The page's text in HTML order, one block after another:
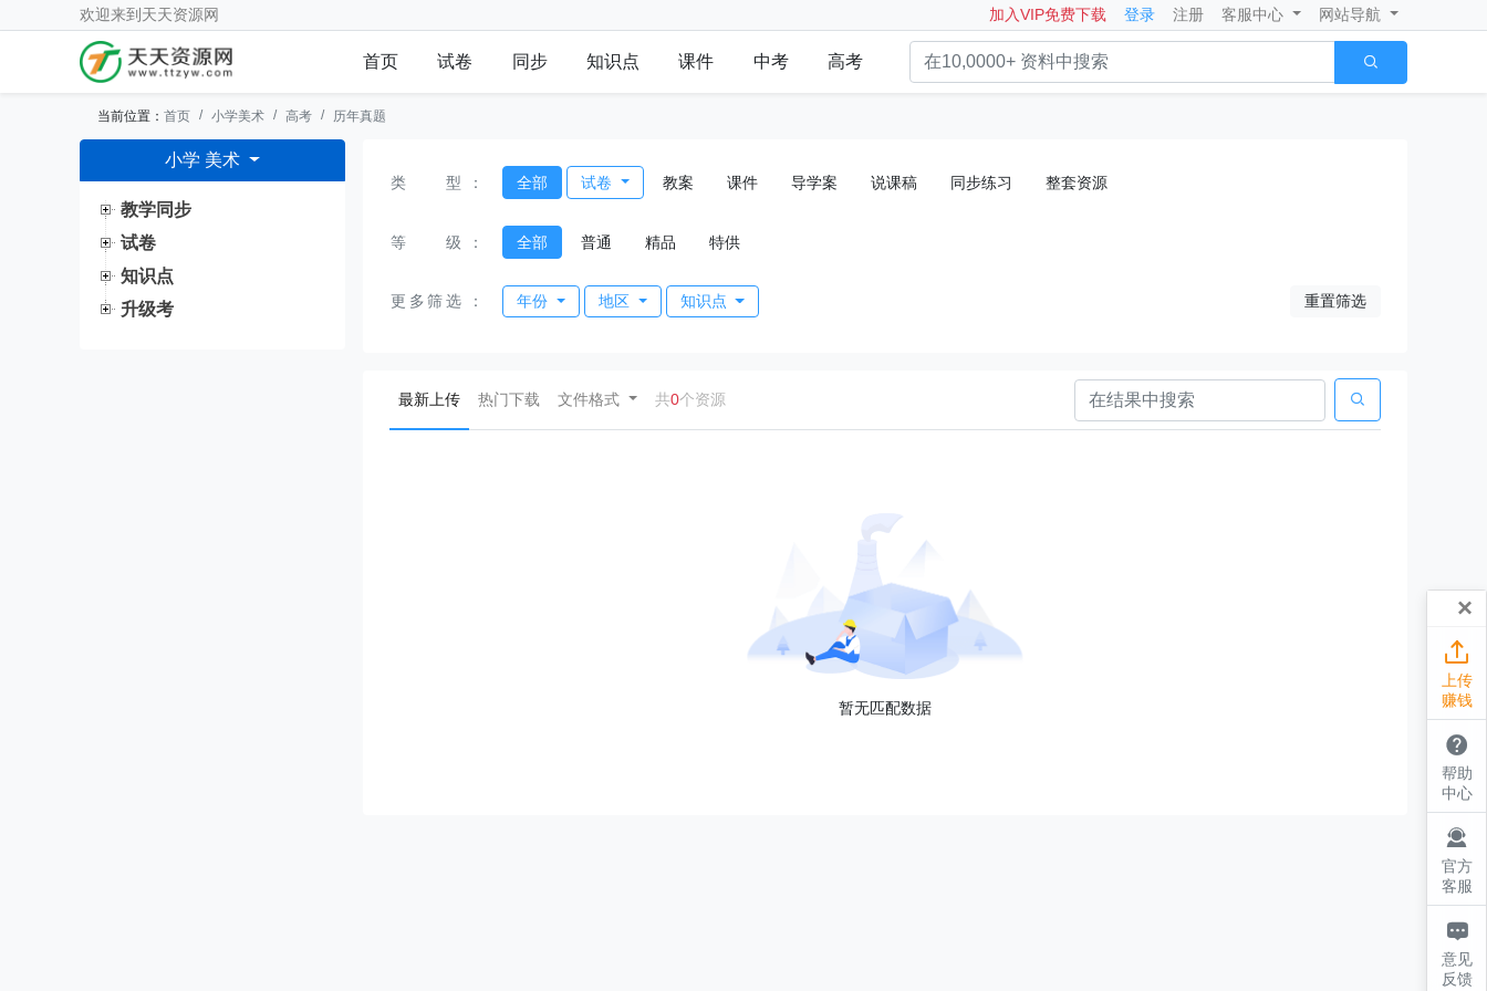
欢迎来到 天天资源网 加入VIP免费下载 登录 注册 客服中心 网站导航
首页 试卷 同步 知识点 课件 中考 高考 
当前位置： 首页 小学美术 高考 历年真题
小学 美术
教学同步
试卷
知识点
升级考
类型 ： 全部 试卷 教案 课件 导学案 说课稿 同步练习 整套资源
等级 ： 全部 普通 精品 特供
更多筛选 ： 年份 地区 知识点 重置筛选
最新上传(current)
热门下载 文件格式 共0个资源 
暂无匹配数据
×

上传
赚钱

帮助
中心

官方
客服

意见
反馈